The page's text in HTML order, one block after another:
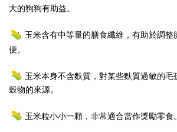
大的狗狗有助益。
玉米含有中等量的膳食纖維，有助於調整
便。
玉米本身不含麩質，對某些麩質過敏的毛
穀物的來源。
玉米粒小小一顆，非常適合當作獎勵零食。